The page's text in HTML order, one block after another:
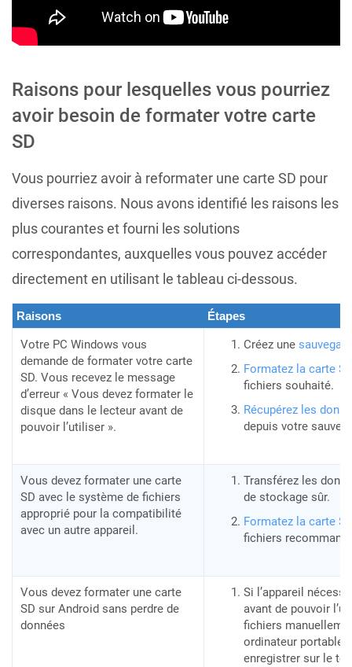
Raisons pour lesquelles vous pourriez
avoir besoin de formater votre carte
SD
Vous pourriez avoir à reformater une carte SD pour
diverses raisons. Nous avons identifié les raisons les
plus courantes et fourni les solutions
correspondantes, auxquelles vous pouvez accéder
directement en utilisant le tableau ci-dessous.
Raisons Étapes
Votre PC Windows vous
demande de formater votre carte
SD. Vous recevez le message
d’erreur « Vous devez formater le
disque dans le lecteur avant de
pouvoir l’utiliser ».
Créez une
Formatez la carte
fichiers souhaité.
Récupérez les
depuis votre
Vous devez formater une carte
SD avec le système de fichiers
approprié pour la compatibilité
avec un autre appareil.
Transférez les
de stockage sûr.
Formatez la carte
fichiers
Vous devez formater une carte
SD sur Android sans perdre de
données
Si l’appareil
avant de pouvoir
fichiers
ordinateur portable.
enregistrer sur le